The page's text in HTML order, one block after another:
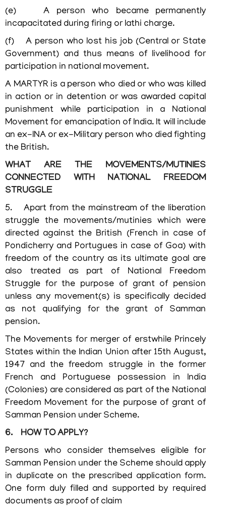
FOOTER
ബാധ്യതാനിരാകരണം
സ്വകാര്യതാനയം
വ്യവസ്ഥകളും
നിബന്ധനകളും
ഞങ്ങളേക്കുറിച്ച്
ഞങ്ങളേക്കുറിച്ച്
കാര്യനിർവഹണചട്ടങ്ങൾ
ഓർഡർ
ഓഫ്
പ്രെസിഡൻസ്
പ്രധാന
വ്യക്തികള്‍
സംഘടനാ
ഘടന
വിഭാഗങ്ങൾ
സ്വതന്ത്ര
സൈനിക്
(e) A person who became permanently
incapacitated during firing or lathi charge.
(f) A person who lost his job (Central or State
Government) and thus means of livelihood for
participation in national movement.
A MARTYR is a person who died or who was killed
in action or in detention or was awarded capital
punishment while participation in a National
Movement for emancipation of India. It will include
an ex-INA or ex-Military person who died fighting
the British.
WHAT ARE THE MOVEMENTS/MUTINIES
CONNECTED WITH NATIONAL FREEDOM
STRUGGLE
5. Apart from the mainstream of the liberation
struggle the movements/mutinies which were
directed against the British (French in case of
Pondicherry and Portugues in case of Goa) with
freedom of the country as its ultimate goal are
also treated as part of National Freedom
Struggle for the purpose of grant of pension
unless any movement(s) is specifically decided
as not qualifying for the grant of Samman
pension.
The Movements for merger of erstwhile Princely
States within the Indian Union after 15th August,
1947 and the freedom struggle in the former
French and Portuguese possession in India
(Colonies) are considered as part of the National
Freedom Movement for the purpose of grant of
Samman Pension under Scheme.
6. HOW TO APPLY?
Persons who consider themselves eligible for
Samman Pension under the Scheme should apply
in duplicate on the prescribed application form.
One form duly filled and supported by required
documents as proof of claim